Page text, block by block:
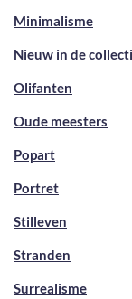
Minimalisme
Nieuw in de
Olifanten
Oude meesters
Popart
Portret
Stilleven
Stranden
Surrealisme